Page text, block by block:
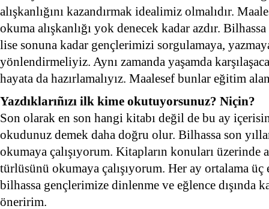
alışkanlığını kazandırmak idealimiz olmalıdır.
okuma alışkanlığı yok denecek kadar azdır.
lise sonuna kadar gençlerimizi sorgulamaya,
yönlendirmeliyiz. Aynı zamanda yaşamda
hayata da hazırlamalıyız. Maalesef bunlar eğitim
Yazdıklarıñızı ilk kime okutuyorsunuz? Niçin?
Son olarak en son hangi kitabı değil de bu ay
okudunuz demek daha doğru olur. Bilhassa son
okumaya çalışıyorum. Kitapların konuları üzerinde
türlüsünü okumaya çalışıyorum. Her ay ortalama üç
bilhassa gençlerimize dinlenme ve eğlence dışında
öneririm.